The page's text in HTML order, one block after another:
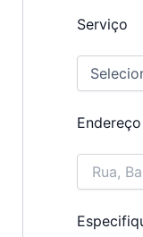
Serviço
Endereço